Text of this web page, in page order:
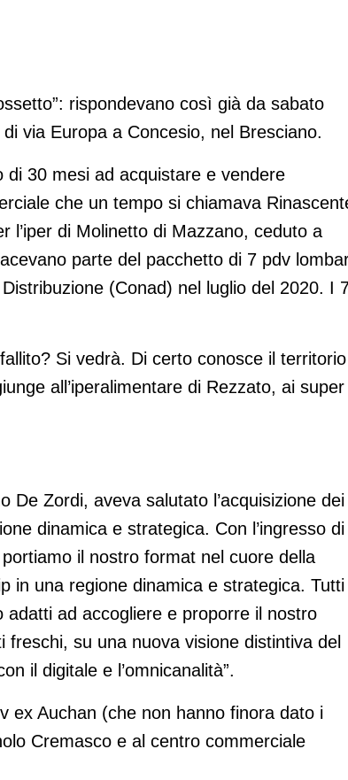
rispondevano così già da sabato
via Europa a Concesio, nel Bresciano.
30 mesi ad acquistare e vendere
che un tempo si chiamava
l’iper di Molinetto di Mazzano, ceduto a
parte del pacchetto di 7 pdv
(Conad) nel luglio del 2020. I
Si vedrà. Di certo conosce il territorio
all’iperalimentare di Rezzato, ai
De Zordi, aveva salutato l’acquisizione
dinamica e strategica. Con l’ingresso di
il nostro format nel cuore della
in una regione dinamica e strategica. Tutti
ad accogliere e proporre il nostro
su una nuova visione distintiva del
il digitale e l’omnicanalità”.
ex Auchan (che non hanno finora dato i
Cremasco e al centro commerciale